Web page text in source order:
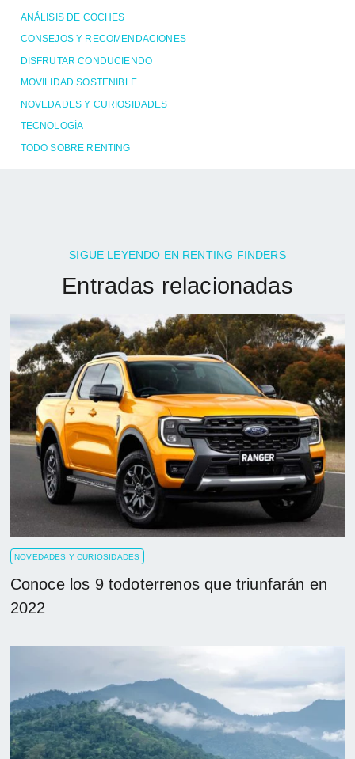
ANÁLISIS DE COCHES
CONSEJOS Y RECOMENDACIONES
DISFRUTAR CONDUCIENDO
MOVILIDAD SOSTENIBLE
NOVEDADES Y CURIOSIDADES
TECNOLOGÍA
TODO SOBRE RENTING
SIGUE LEYENDO EN RENTING FINDERS
Entradas relacionadas
NOVEDADES Y CURIOSIDADES
Conoce los 9 todoterrenos que triunfarán en
2022